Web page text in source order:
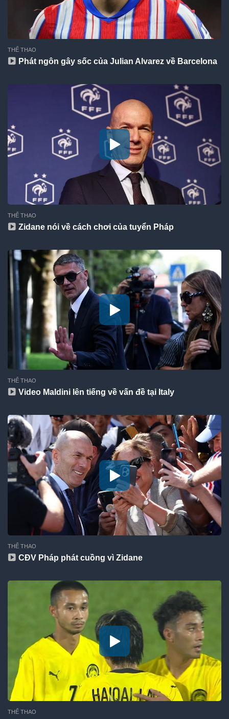
THỂ THAO
Phát ngôn gây sốc của Julian Alvarez về Barcelona
THỂ THAO
Zidane nói về cách chơi của tuyển Pháp
THỂ THAO
Video Maldini lên tiếng về vấn đề tại Italy
THỂ THAO
CĐV Pháp phát cuồng vì Zidane
THỂ THAO